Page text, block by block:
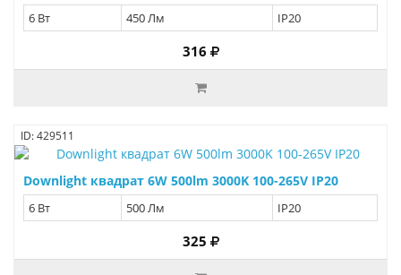
6 Вт 450 Лм IP20
316
ID: 429511
Downlight квадрат 6W 500lm 3000K 100-265V IP20
6 Вт 500 Лм IP20
325